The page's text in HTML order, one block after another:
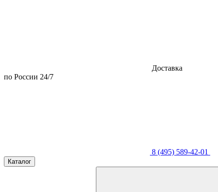
Доставка
по России 24/7
8 (495) 589-42-01
Каталог